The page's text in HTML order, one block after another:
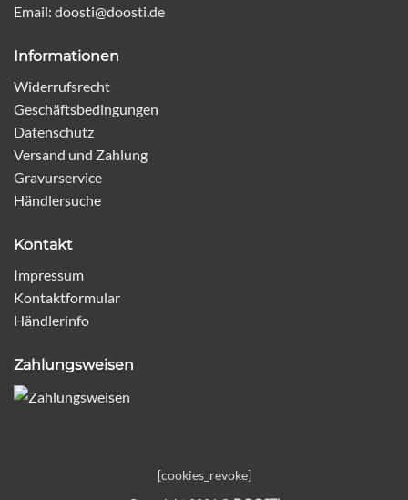
Email: doosti@doosti.de
Informationen
Widerrufsrecht
Geschäftsbedingungen
Datenschutz
Versand und Zahlung
Gravurservice
Händlersuche
Kontakt
Impressum
Kontaktformular
Händlerinfo
Zahlungsweisen
[cookies_revoke]